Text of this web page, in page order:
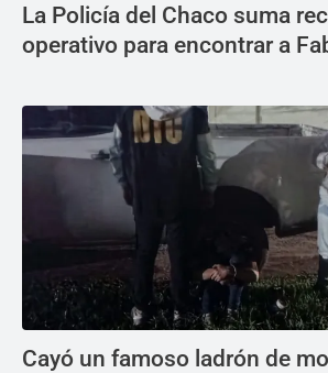
La Policía del Chaco suma
operativo para encontrar a
Cayó un famoso ladrón de